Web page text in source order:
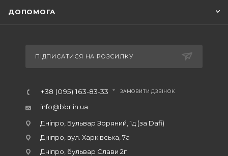
ДОПОМОГА
ПІДПИСАТИСЯ НА РОЗСИЛКУ
+38 (095) 163-83-33 ЗАМОВИТИ ДЗВІНОК
info@bbr.in.ua
Дніпро, Бульвар Зоряний, 1д (за Dafi)
Дніпро, вул. Харківська, 7а
Дніпро, бульвар Слави 2г